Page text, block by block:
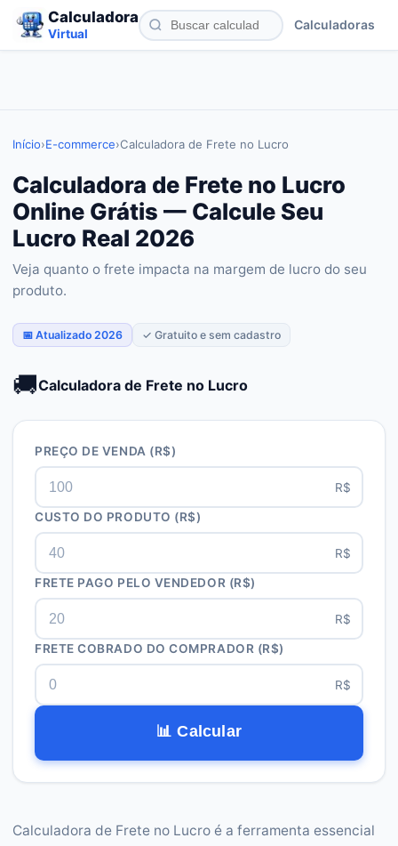
Calculadora
Virtual
Calculadoras
Início›E-commerce›Calculadora de Frete no Lucro
Calculadora de Frete no Lucro
Online Grátis — Calcule Seu
Lucro Real 2026
Veja quanto o frete impacta na margem de lucro do seu
produto.
📅 Atualizado 2026 ✓ Gratuito e sem cadastro
🚚Calculadora de Frete no Lucro
PREÇO DE VENDA (R$)
R$
CUSTO DO PRODUTO (R$)
R$
FRETE PAGO PELO VENDEDOR (R$)
R$
FRETE COBRADO DO COMPRADOR (R$)
R$
📊 Calcular
Calculadora de Frete no Lucro é a ferramenta essencial